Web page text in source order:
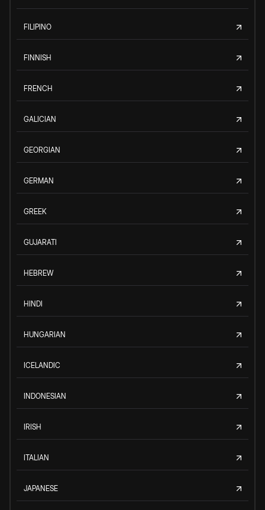
FILIPINO
FINNISH
FRENCH
GALICIAN
GEORGIAN
GERMAN
GREEK
GUJARATI
HEBREW
HINDI
HUNGARIAN
ICELANDIC
INDONESIAN
IRISH
ITALIAN
JAPANESE